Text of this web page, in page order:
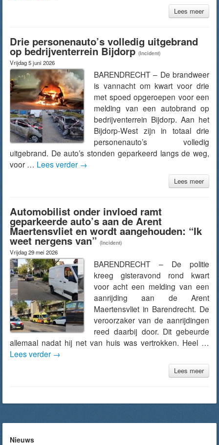
Lees meer
Drie personenauto’s volledig uitgebrand
op bedrijventerrein Bijdorp (Incident)
Vrijdag 5 juni 2026
BARENDRECHT – De brandweer
is vannacht om kwart voor drie
met spoed opgeroepen voor een
melding van een autobrand op
bedrijventerrein Bijdorp. Aan het
Bijdorp-West zijn in totaal drie
personenauto’s volledig
uitgebrand. De auto’s stonden geparkeerd langs de weg,
voor … Lees verder →
Lees meer
Automobilist onder invloed ramt
geparkeerde auto’s aan de Arent
Maertensvliet en wordt aangehouden: “Ik
weet nergens van” (Incident)
Vrijdag 29 mei 2026
BARENDRECHT – De politie
kreeg gisteravond rond kwart
voor acht een melding van een
aanrijding aan de Arent
Maertensvliet in Barendrecht. De
veroorzaker van de aanrijdingen
reed daarbij door. Dit gebeurde
allemaal nadat hij net van huis was vertrokken. Heel …
Lees verder →
Lees meer
Nieuws